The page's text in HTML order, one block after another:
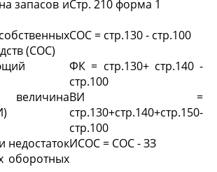
запасов иСтр. 210 форма 1
(СОС)
СОС = стр.130 - стр.100
ФК = стр.130+ стр.140 -
стр.100
ВИ =
стр.130+стр.140+стр.150-
стр.100
недостаток
оборотных
ИСОС = СОС - ЗЗ